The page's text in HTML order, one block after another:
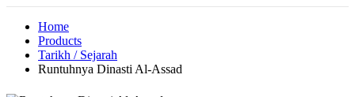
Home
Products
Tarikh / Sejarah
Runtuhnya Dinasti Al-Assad